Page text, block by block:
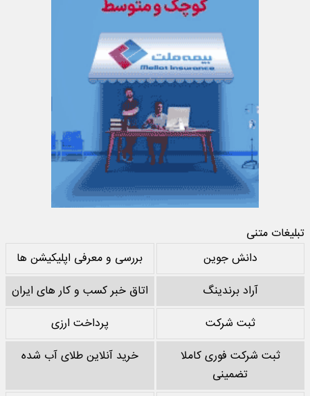
تبلیغات متنی
دانش جوین
بررسی و معرفی اپلیکیشن ها
آراد برندینگ
اتاق خبر کسب و کار های ایران
ثبت شرکت
پرداخت ارزی
ثبت شرکت فوری کاملا
تضمینی
خرید آنلاین طلای آب شده